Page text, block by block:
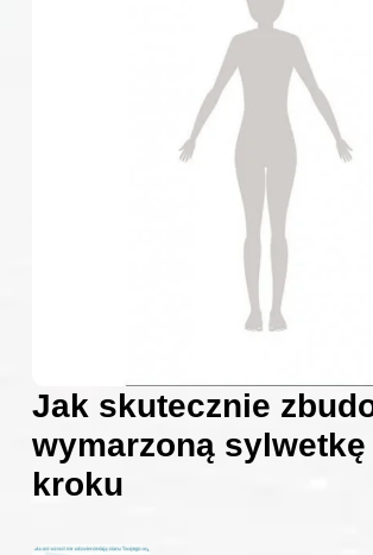
Jak skutecznie
wymarzoną
kroku